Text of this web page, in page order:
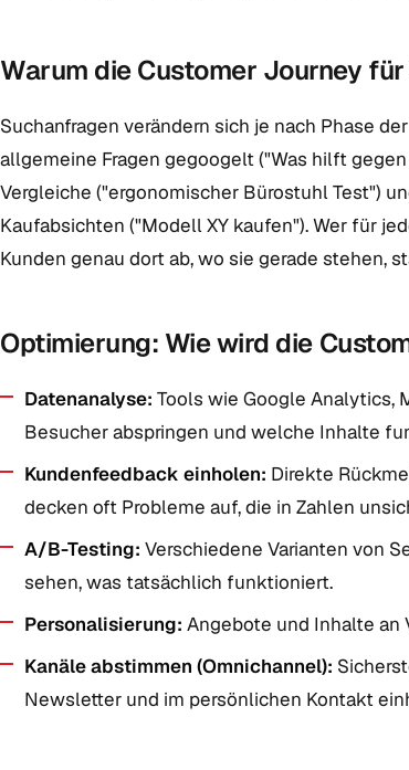
Warum die Customer Journey
Suchanfragen verändern sich je nach Phase
allgemeine Fragen gegoogelt ("Was hilft
Vergleiche ("ergonomischer Bürostuhl Test")
Kaufabsichten ("Modell XY kaufen"). Wer für
Kunden genau dort ab, wo sie gerade stehen,
Optimierung: Wie wird die
Datenanalyse: Tools wie Google Analytics,
Besucher abspringen und welche Inhalte
Kundenfeedback einholen: Direkte
decken oft Probleme auf, die in Zahlen
A/B-Testing: Verschiedene Varianten von
sehen, was tatsächlich funktioniert.
Personalisierung: Angebote und Inhalte an
Kanäle abstimmen (Omnichannel):
Newsletter und im persönlichen Kontakt